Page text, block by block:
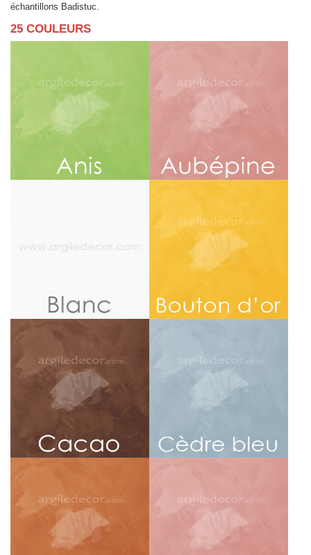
échantillons Badistuc.
25 COULEURS